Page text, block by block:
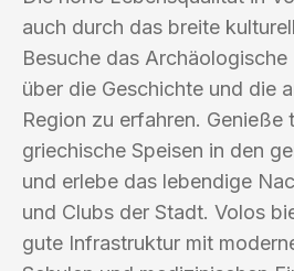
auch durch das breite
Besuche das Archäologische
über die Geschichte und die
Region zu erfahren. Genieße
griechische Speisen in den
und erlebe das lebendige
und Clubs der Stadt. Volos
gute Infrastruktur mit